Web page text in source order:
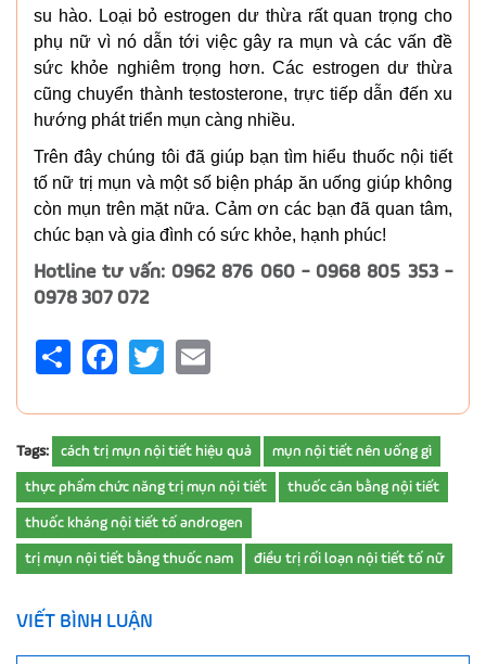
su hào. Loại bỏ estrogen dư thừa rất quan trọng cho
phụ nữ vì nó dẫn tới việc gây ra mụn và các vấn đề
sức khỏe nghiêm trọng hơn. Các estrogen dư thừa
cũng chuyển thành testosterone, trực tiếp dẫn đến xu
hướng phát triển mụn càng nhiều.
Trên đây chúng tôi đã giúp bạn tìm hiểu thuốc nội tiết
tố nữ trị mụn và một số biện pháp ăn uống giúp không
còn mụn trên mặt nữa. Cảm ơn các bạn đã quan tâm,
chúc bạn và gia đình có sức khỏe, hạnh phúc!
Hotline tư vấn: 0962 876 060 - 0968 805 353 -
0978 307 072
Share FacebookTwitter
Tags: cách trị mụn nội tiết hiệu quả mụn nội tiết nên uống gì
thực phẩm chức năng trị mụn nội tiết thuốc cân bằng nội tiết
thuốc kháng nội tiết tố androgen
trị mụn nội tiết bằng thuốc nam điều trị rối loạn nội tiết tố nữ
VIẾT BÌNH LUẬN